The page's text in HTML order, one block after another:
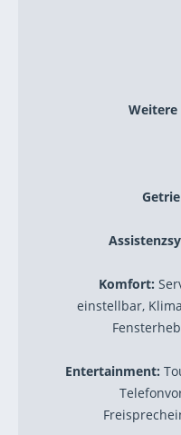
Komfort:
einstellbar,
Entertainment: